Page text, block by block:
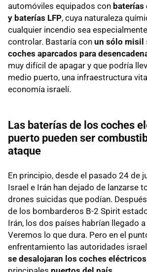
automóviles equipados con baterías
y baterías LFP, cuya naturaleza
cualquier incendio sea
controlar. Bastaría con un sólo misil
coches aparcados para
muy difícil de apagar y que podría
medio puerto, una infraestructura
economía israelí.
Las baterías de los coches
puerto pueden ser
ataque
En principio, desde el pasado 24 de
Israel e Irán han dejado de lanzarse
drones suicidas que podían.
de los bombarderos B-2 Spirit
Irán, los dos países habrían llegado
Veremos lo que dura. Pero en el
enfrentamiento las autoridades
se desalojaran los coches eléctricos